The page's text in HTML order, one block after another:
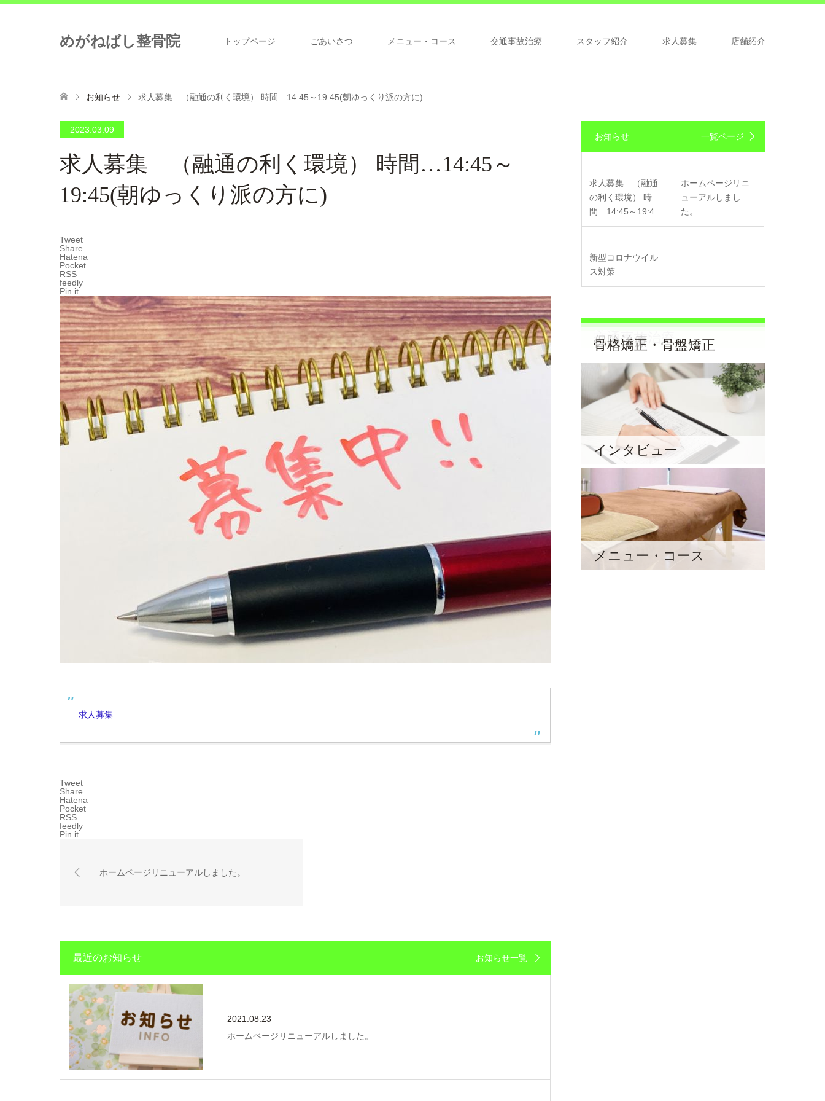
めがねばし整骨院 トップページ ごあいさつ メニュー・コース 交通事故治療 スタッフ紹介 求人募集 店舗紹介
お知らせ 求人募集 （融通の利く環境） 時間…14:45～19:45(朝ゆっくり派の方に)
2023.03.09
求人募集 （融通の利く環境） 時間…14:45～
19:45(朝ゆっくり派の方に)
Tweet
Share
Hatena
Pocket
RSS
feedly
Pin it
求人募集
Tweet
Share
Hatena
Pocket
RSS
feedly
Pin it
ホームページリニューアルしました。
最近のお知らせ お知らせ一覧
2021.08.23
ホームページリニューアルしました。
お知らせ 一覧ページ
求人募集 （融通
の利く環境） 時
間…14:45～19:4…
ホームページリニ
ューアルしまし
た。
新型コロナウイル
ス対策
交通事故治療
保険治療
骨格矯正・骨盤矯正
インタビュー
メニュー・コース